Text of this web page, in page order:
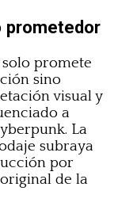
prometedor
promete
sino
visual y
a
La
subraya
por
de la